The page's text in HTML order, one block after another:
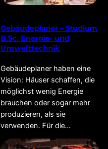
Gebäudeplaner – Studium
B.Sc. Energie- und
Umwelttechnik
Gebäudeplaner haben eine
Vision: Häuser schaffen, die
möglichst wenig Energie
brauchen oder sogar mehr
produzieren, als sie
verwenden. Für die…